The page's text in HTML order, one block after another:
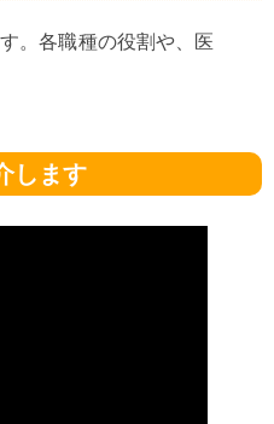
。各職種の役割や、医
します